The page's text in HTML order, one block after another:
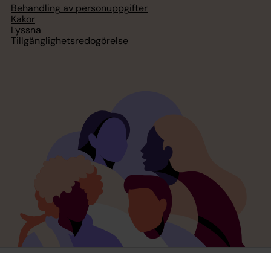
Behandling av personuppgifter
Kakor
Lyssna
Tillgänglighetsredogörelse